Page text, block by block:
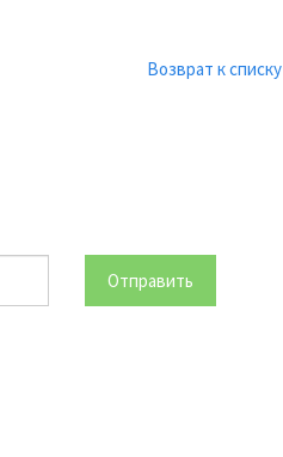
Возврат к списку
Отправить